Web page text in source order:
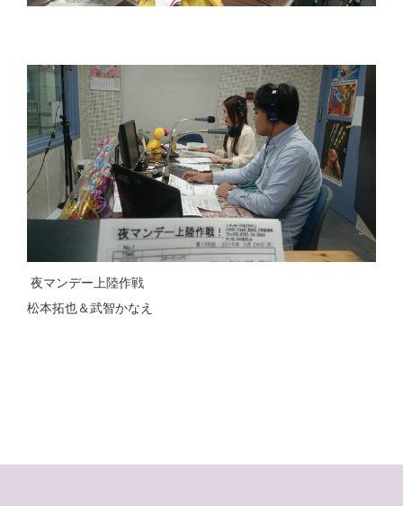
夜マンデー上陸作戦
松本拓也＆武智かなえ